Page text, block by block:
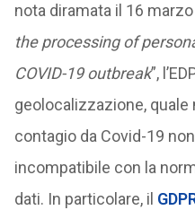
nota diramata il 16
the processing of
COVID-19 outbreak”,
geolocalizzazione, quale
contagio da Covid-19
incompatibile con la
dati. In particolare, il